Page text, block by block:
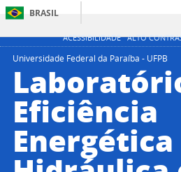
ACESSIBILIDADE ALTO
BRASIL
Universidade Federal da Paraíba - UFPB
Eficiência
Energética